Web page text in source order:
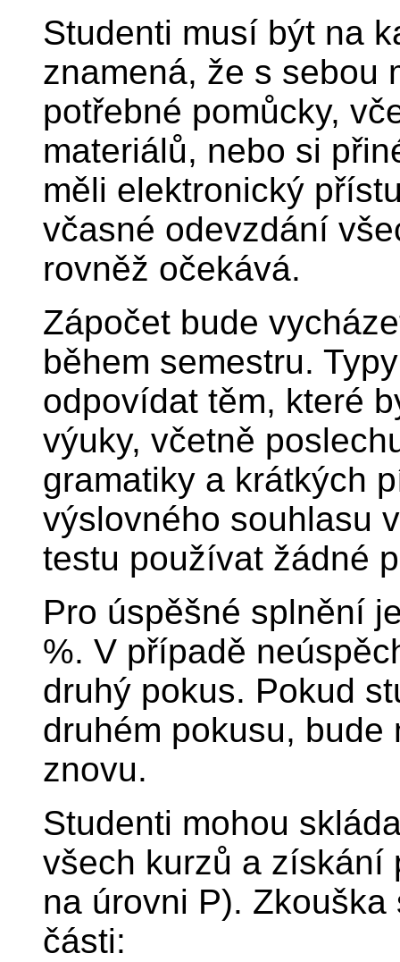
Studenti musí být na
znamená, že s sebou
potřebné pomůcky,
materiálů, nebo si
měli elektronický
včasné odevzdání
rovněž očekává.
Zápočet bude
během semestru.
odpovídat těm, které
výuky, včetně
gramatiky a krátkých
výslovného souhlasu
testu používat žádné
Pro úspěšné splnění
%. V případě
druhý pokus. Pokud
druhém pokusu,
znovu.
Studenti mohou
všech kurzů a získání
na úrovni P).
části: